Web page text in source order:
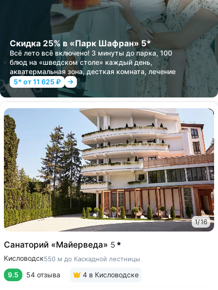
Скидка 25% в «Парк Шафран» 5*
Всё лето всё включено! 3 минуты до парка, 100
блюд на «шведском столе» каждый день,
акватермальная зона, десткая комната, лечение
5* от 11 625 ₽
1/16
Санаторий «Майерведа» 5
Кисловодск550 м до Каскадной лестницы
9.5 54 отзыва 4 в Кисловодске